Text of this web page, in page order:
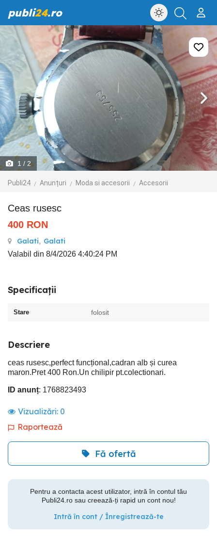
publi24.ro
1 / 2
Publi24 Anunțuri Moda si accesorii Accesorii
ceas rusesc
400 RON
Galati, Galati
Valabil din 8/4/2026 4:40:24 PM
Specificații
Stare folosit
Descriere
ceas rusesc,perfect funcțional,cadran alb și curea
maron.Pret 400 Ron.Un chilipir pt.colectionari.
ID anunț: 1768823493
Vizualizări: 0
Raportează
Fă ofertă
Pentru a contacta acest utilizator, intră în contul tău
Publi24.ro sau creează-ți rapid un cont nou!
Intră în cont / Înregistrează-te